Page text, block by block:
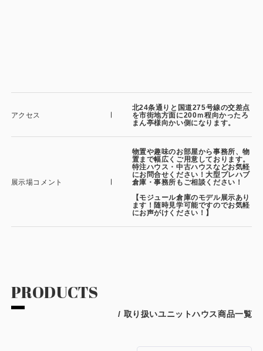
アクセス
北24条通りと国道275号線の交差点
を市街地方面に200ｍ程向かったろ
まん亭様向かい側になります。
展示場コメント
物置や趣味のお部屋から事務所、物
置まで幅広くご用意しております。
特注ハウス・中古ハウスなどお気軽
にお問合せください！大型プレハブ
倉庫・事務所もご相談ください！
【モジュール倉庫のモデル展示あり
ます！随時見学可能ですのでお気軽
にお声がけください！】
PRODUCTS
/ 取り扱いユニットハウス商品一覧